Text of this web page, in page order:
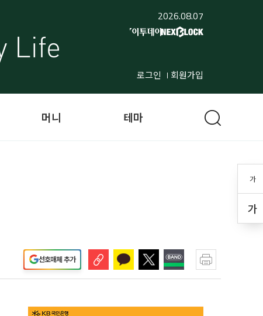
2026.08.07
로그인 회원가입
가
가
머니 테마
선호매체 추가